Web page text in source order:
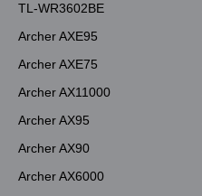
TL-WR3602BE
Archer AXE95
Archer AXE75
Archer AX11000
Archer AX95
Archer AX90
Archer AX6000